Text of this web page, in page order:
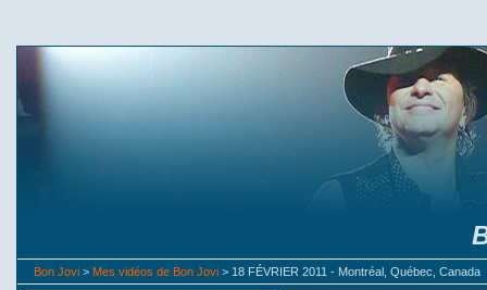
Bon Jovi > Mes vidéos de Bon Jovi > 18 FÉVRIER 2011 - Montréal, Québec, Canada